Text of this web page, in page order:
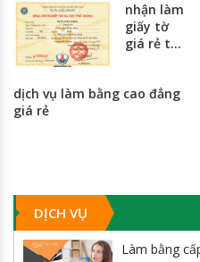
nhận làm
giấy tờ
giá rẻ tại
phố hồ
dịch vụ làm bằng cao đẳng
giá rẻ
DỊCH VỤ
Làm bằng